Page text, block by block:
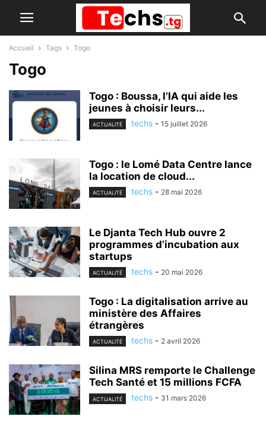
Accueil Tags Togo
Togo
Togo : Boussa, l’IA qui aide les
jeunes à choisir leurs...
ACTUALITÉ techs - 15 juillet 2026
Togo : le Lomé Data Centre lance
la location de cloud...
ACTUALITÉ techs - 28 mai 2026
Le Djanta Tech Hub ouvre 2
programmes d’incubation aux
startups
ACTUALITÉ techs - 20 mai 2026
Togo : La digitalisation arrive au
ministère des Affaires
étrangères
ACTUALITÉ techs - 2 avril 2026
Silina MRS remporte le Challenge
Tech Santé et 15 millions FCFA
ACTUALITÉ techs - 31 mars 2026